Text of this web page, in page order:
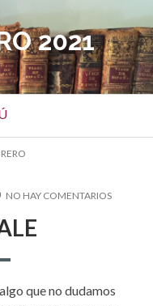
2021
NO HAY COMENTARIOSEN
que no dudamos